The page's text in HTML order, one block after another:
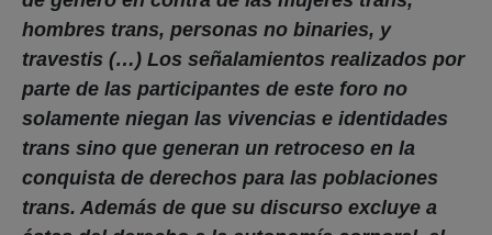
hombres trans, personas no binaries, y
travestis (…) Los señalamientos realizados por
parte de las participantes de este foro no
solamente niegan las vivencias e identidades
trans sino que generan un retroceso en la
conquista de derechos para las poblaciones
trans. Además de que su discurso excluye a